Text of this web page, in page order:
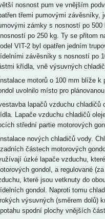
nosnost pum ve vnějším
třemi pumovými závěsníky,
zámky s nosností po
po 250 kg. Ty se přitom
VIT-2 byl opatřen jedním
závěsníky s nosností po
křídla, vně výsuvných
motorů o 100 mm blíže k
uvolnilo místo pro
lapačů vzduchu chladičů
Lapače vzduchu chladičů
střední partie motorových
nových chladičů vody.
částech motorových
úzké lapače vzduchu,
gondol, a regulované
které jsou vetknuty do
gondol. Naproti tomu
výsuvných (směrem dolů)
spodní plochy vnějších